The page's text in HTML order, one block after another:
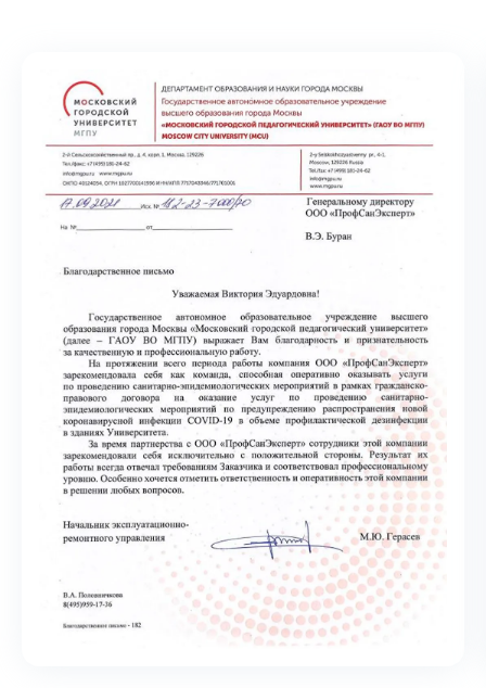
ГБУ «Жилищник района Вешняки»
контракт на 390 000 ₽
ГБУЗ «Эндокринологический
контракт на 355 109,10 ₽
ГБУЗ «Психиатрическая клиническая
больница № 5 ДЗМ»
контракт на 238 000 ₽
… и другие